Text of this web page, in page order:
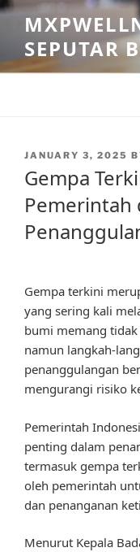
Skip
contentSEPUTAR
POSTED
JANUARY 3, 2025
Gempa
Pemerintah
Gempa terkini
yang sering kali
bumi memang
namun langkah-
penanggulangan
mengurangi risiko
Pemerintah
penting dalam
termasuk gempa
oleh pemerintah
dan penanganan
Menurut Kepala